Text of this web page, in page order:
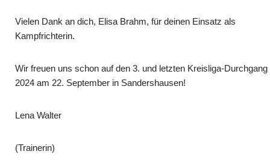
Vielen Dank an dich, Elisa Brahm, für deinen Einsatz als
Kampfrichterin.
Wir freuen uns schon auf den 3. und letzten Kreisliga-Durchgang
2024 am 22. September in Sandershausen!
Lena Walter
(Trainerin)